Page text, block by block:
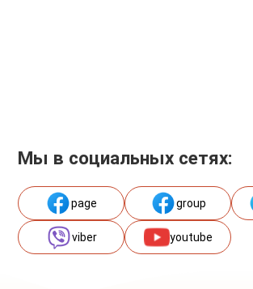
Мы в социальных сетях:
page group
viber youtube